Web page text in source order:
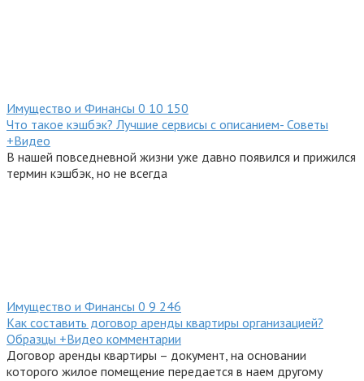
Имущество и Финансы 0 10 150
Что такое кэшбэк? Лучшие сервисы с описанием- Советы
+Видео
В нашей повседневной жизни уже давно появился и прижился
термин кэшбэк, но не всегда
Имущество и Финансы 0 9 246
Как составить договор аренды квартиры организацией?
Образцы +Видео комментарии
Договор аренды квартиры – документ, на основании
которого жилое помещение передается в наем другому